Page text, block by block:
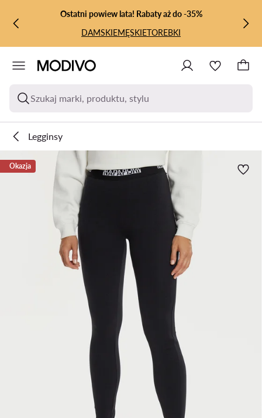
PRZEJDŹ DO GŁÓWNEJ ZAWARTOŚCI
PRZEJDŹ DO WYSZUKIWANIA
Ostatni powiew lata! Rabaty aż do -35%
DAMSKIEMĘSKIETOREBKI
Szukaj marki, produktu, stylu
Legginsy
Okazja